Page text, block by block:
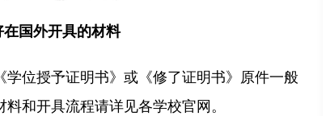
在国外开具的材料
学位授予证明书》或《修了证明书》原件一般
和开具流程请详见各学校官网。